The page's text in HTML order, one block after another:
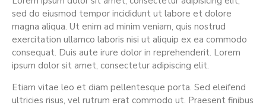
sed do eiusmod tempor incididunt ut labore et dolore
magna aliqua. Ut enim ad minim veniam, quis nostrud
exercitation ullamco laboris nisi ut aliquip ex ea commodo
consequat. Duis aute irure dolor in reprehenderit. Lorem
ipsum dolor sit amet, consectetur adipiscing elit.
Etiam vitae leo et diam pellentesque porta. Sed eleifend
ultricies risus, vel rutrum erat commodo ut. Praesent finibus